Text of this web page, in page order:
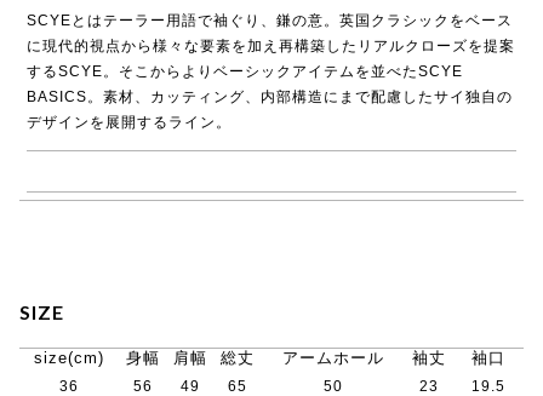
SCYEとはテーラー用語で袖ぐり、鎌の意。英国クラシックをベース
に現代的視点から様々な要素を加え再構築したリアルクローズを提案
するSCYE。そこからよりベーシックアイテムを並べたSCYE
BASICS。素材、カッティング、内部構造にまで配慮したサイ独自の
デザインを展開するライン。
SIZE
size(cm) 身幅 肩幅 総丈 アームホール 袖丈 袖口
36 56 49 65 50 23 19.5